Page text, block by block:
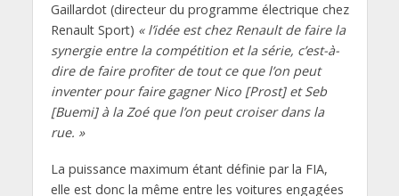
Gaillardot (directeur du programme électrique chez
Renault Sport) « l’idée est chez Renault de faire la
synergie entre la compétition et la série, c’est-à-
dire de faire profiter de tout ce que l’on peut
inventer pour faire gagner Nico [Prost] et Seb
[Buemi] à la Zoé que l’on peut croiser dans la
rue. »
La puissance maximum étant définie par la FIA,
elle est donc la même entre les voitures engagées